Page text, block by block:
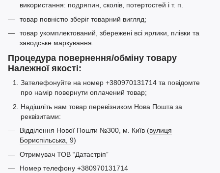
використання: подряпин, сколів, потертостей і т. п.
товар повністю зберіг товарний вигляд;
товар укомплектований, збережені всі ярлики, плівки та
заводське маркування.
Процедура повернення/обміну товару
Належної якості:
Зателефонуйте на номер +380970131714 та повідомте
про намір повернути оплачений товар;
Надішліть нам товар перевізником Нова Пошта за
реквізитами:
Відділення Нової Пошти №300, м. Київ (вулиця
Бориспільська, 9)
Отримувач ТОВ “Датастріп”
Номер телефону +380970131714